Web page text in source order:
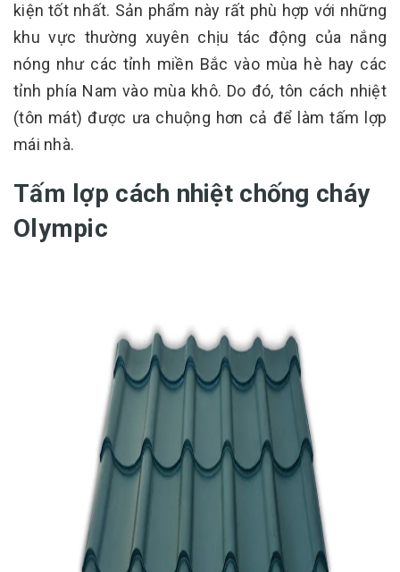
kiện tốt nhất. Sản phẩm này rất phù hợp với những
khu vực thường xuyên chịu tác động của nắng
nóng như các tỉnh miền Bắc vào mùa hè hay các
tỉnh phía Nam vào mùa khô. Do đó, tôn cách nhiệt
(tôn mát) được ưa chuộng hơn cả để làm tấm lợp
mái nhà.
Tấm lợp cách nhiệt chống cháy
Olympic